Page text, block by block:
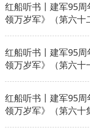
红船听书丨建军95
领万岁军》（第六十
红船听书丨建军95
领万岁军》（第六十
红船听书丨建军95
领万岁军》（第六十